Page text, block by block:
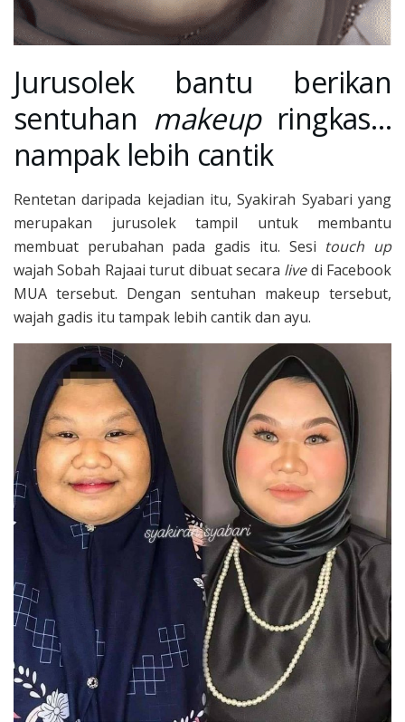
Jurusolek bantu berikan
sentuhan makeupringkas…
nampak lebih cantik
Rentetan daripada kejadian itu, Syakirah Syabari yang
merupakan jurusolek tampil untuk membantu
membuat perubahan pada gadis itu. Sesi touch up
wajah Sobah Rajaai turut dibuat secara livedi Facebook
MUA tersebut. Dengan sentuhan makeup tersebut,
wajah gadis itu tampak lebih cantik dan ayu.